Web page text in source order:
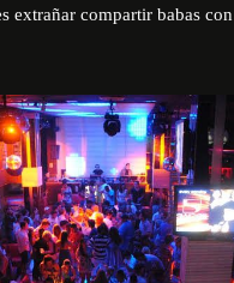
extrañar compartir babas